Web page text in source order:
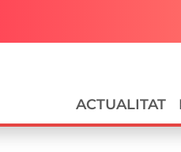
Navegació
ACTUALITAT